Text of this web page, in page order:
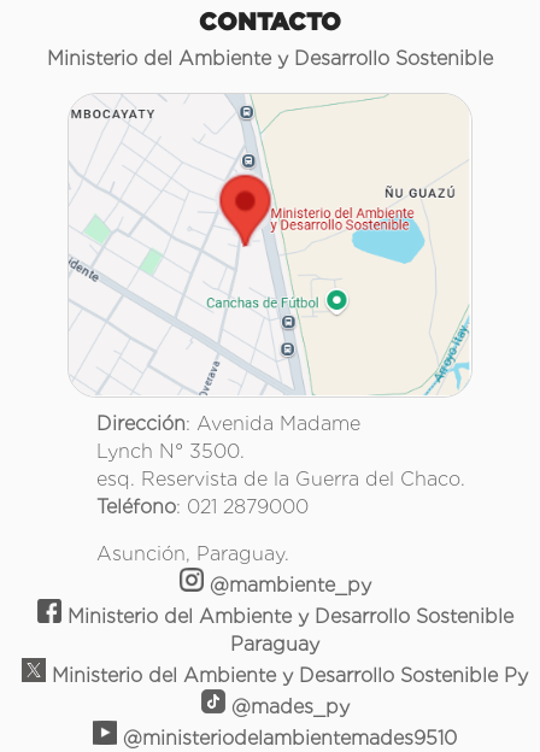
CONTACTO
Ministerio del Ambiente y Desarrollo Sostenible
Dirección: Avenida Madame
Lynch N° 3500.
esq. Reservista de la Guerra del Chaco.
Teléfono: 021 2879000
Asunción, Paraguay.
@mambiente_py
Ministerio del Ambiente y Desarrollo Sostenible
Paraguay
Ministerio del Ambiente y Desarrollo Sostenible Py
@mades_py
@ministeriodelambientemades9510